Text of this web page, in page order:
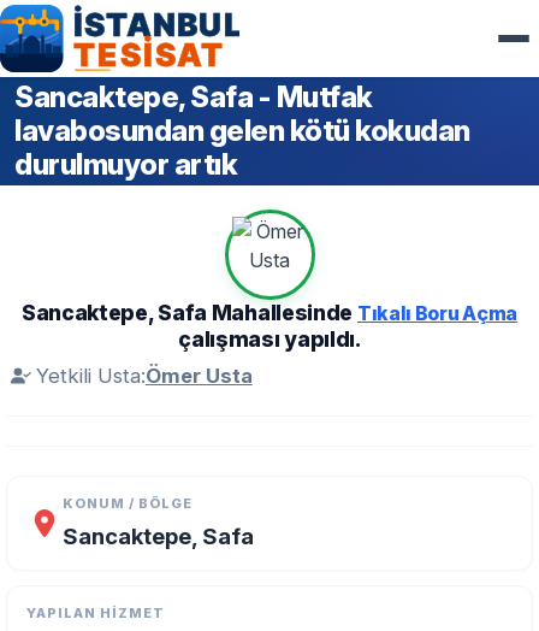
Sancaktepe, Safa - Mutfak
lavabosundan gelen kötü kokudan
durulmuyor artık
Sancaktepe, Safa Mahallesinde Tıkalı Boru Açma
çalışması yapıldı.
Yetkili Usta:Ömer Usta
KONUM / BÖLGE
Sancaktepe, Safa
YAPILAN HIZMET